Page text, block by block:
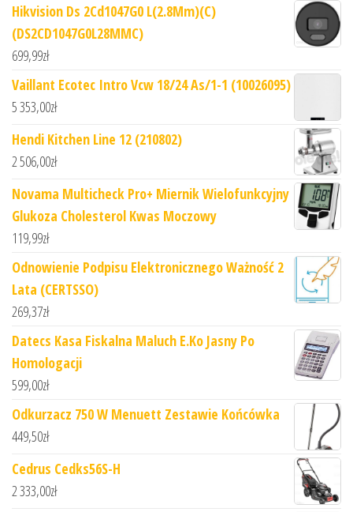
Hikvision Ds 2Cd1047G0 L(2.8Mm)(C)
(DS2CD1047G0L28MMC)
699,99zł
Vaillant Ecotec Intro Vcw 18/24 As/1-1 (10026095)
5 353,00zł
Hendi Kitchen Line 12 (210802)
2 506,00zł
Novama Multicheck Pro+ Miernik Wielofunkcyjny
Glukoza Cholesterol Kwas Moczowy
119,99zł
Odnowienie Podpisu Elektronicznego Ważność 2
Lata (CERTSSO)
269,37zł
Datecs Kasa Fiskalna Maluch E.Ko Jasny Po
Homologacji
599,00zł
Odkurzacz 750 W Menuett Zestawie Końcówka
449,50zł
Cedrus Cedks56S-H
2 333,00zł